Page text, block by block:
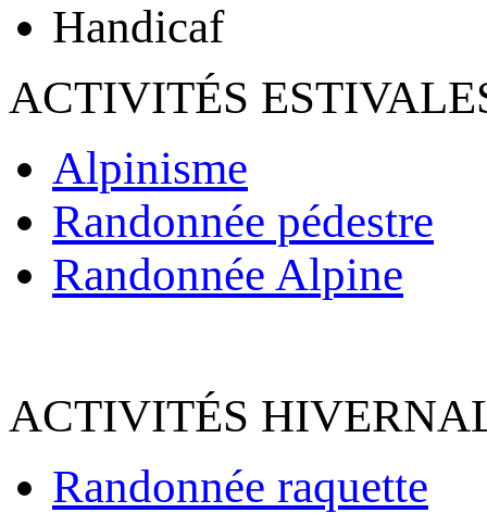
Handicaf
ACTIVITÉS
Alpinisme
Randonnée pédestre
Randonnée Alpine
ACTIVITÉS
Randonnée raquette